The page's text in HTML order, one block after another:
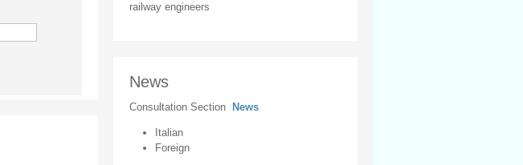
railway engineers
News
Consultation Section News
Italian
Foreign